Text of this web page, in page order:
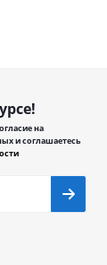
на
и соглашаетесь